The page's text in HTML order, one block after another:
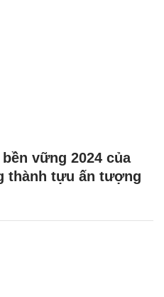
vững 2024 của
thành tựu ấn tượng